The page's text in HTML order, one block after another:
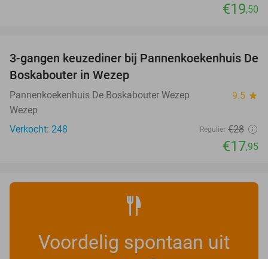
€19,50
36%
3-gangen keuzediner bij Pannenkoekenhuis De
Boskabouter in Wezep
Pannenkoekenhuis De Boskabouter Wezep 9.5 star
Wezep
Verkocht: 248
Regulier €28
€17,95
Voordelig spontaan uit